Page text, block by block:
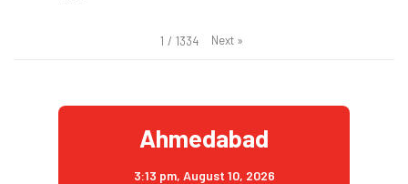
1 / 1334 Next »
Ahmedabad
3:13 pm, August 10, 2026